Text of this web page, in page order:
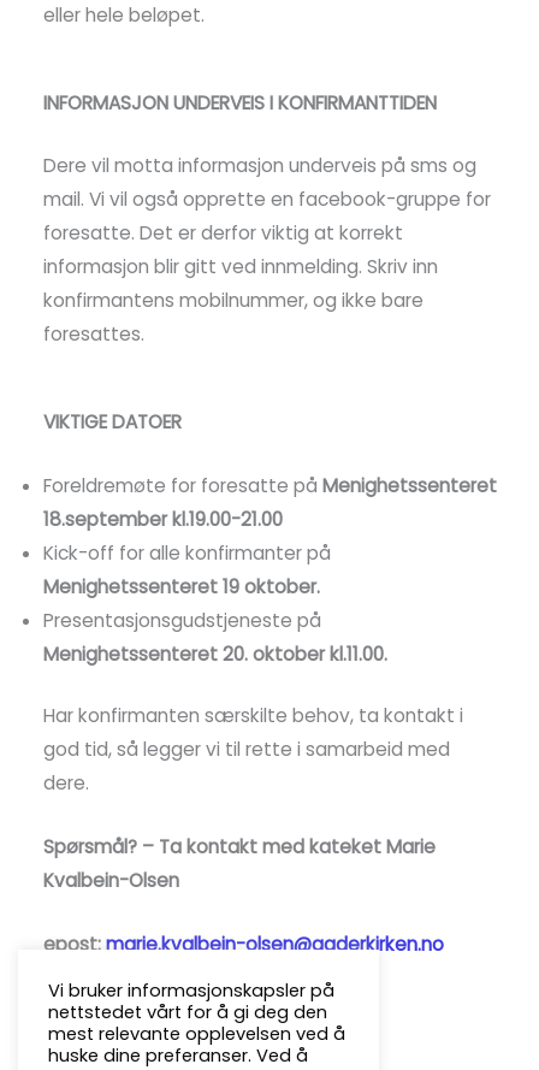
eller hele beløpet.
INFORMASJON UNDERVEIS I KONFIRMANTTIDEN
Dere vil motta informasjon underveis på sms og
mail. Vi vil også opprette en facebook-gruppe for
foresatte. Det er derfor viktig at korrekt
informasjon blir gitt ved innmelding. Skriv inn
konfirmantens mobilnummer, og ikke bare
foresattes.
VIKTIGE DATOER
Foreldremøte for foresatte på Menighetssenteret
18.september kl.19.00-21.00
Kick-off for alle konfirmanter på
Menighetssenteret 19 oktober.
Presentasjonsgudstjeneste på
Menighetssenteret 20. oktober kl.11.00.
Har konfirmanten særskilte behov, ta kontakt i
god tid, så legger vi til rette i samarbeid med
dere.
Spørsmål? – Ta kontakt med kateket Marie
Kvalbein-Olsen
epost:marie.kvalbein-olsen@agderkirken.no
Vi bruker informasjonskapsler på
nettstedet vårt for å gi deg den
mest relevante opplevelsen ved å
huske dine preferanser. Ved å